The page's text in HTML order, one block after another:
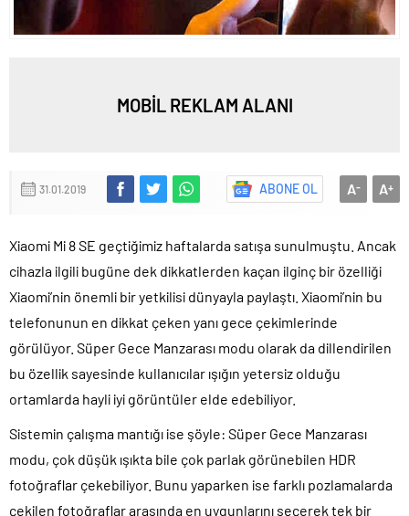
MOBİL REKLAM ALANI
A+
A-
31.01.2019 ABONE OL
Xiaomi Mi 8 SE geçtiğimiz haftalarda satışa sunulmuştu. Ancak
cihazla ilgili bugüne dek dikkatlerden kaçan ilginç bir özelliği
Xiaomi’nin önemli bir yetkilisi dünyayla paylaştı. Xiaomi’nin bu
telefonunun en dikkat çeken yanı gece çekimlerinde
görülüyor. Süper Gece Manzarası modu olarak da dillendirilen
bu özellik sayesinde kullanıcılar ışığın yetersiz olduğu
ortamlarda hayli iyi görüntüler elde edebiliyor.
Sistemin çalışma mantığı ise şöyle: Süper Gece Manzarası
modu, çok düşük ışıkta bile çok parlak görünebilen HDR
fotoğraflar çekebiliyor. Bunu yaparken ise farklı pozlamalarda
çekilen fotoğraflar arasında en uygunlarını seçerek tek bir